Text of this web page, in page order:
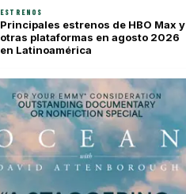
ESTRENOS
Principales estrenos de HBO Max y
otras plataformas en agosto 2026
en Latinoamérica